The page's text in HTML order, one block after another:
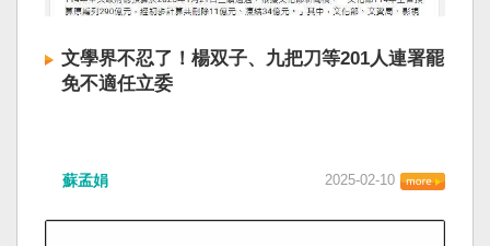
文學界不忍了！楊双子、九把刀等201人連署罷
免不適任立委
蘇孟娟 2025-02-10